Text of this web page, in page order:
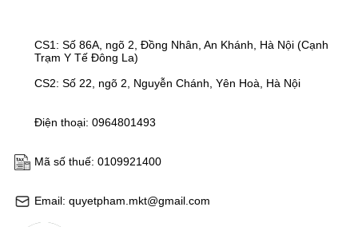
Email: quyetpham.mkt@gmail.com
Mã số thuế: 0109921400
Điện thoại: 0964801493
CS1: Số 86A, ngõ 2, Đồng Nhân, An Khánh, Hà Nội (Cạnh
Trạm Y Tế Đông La)
CS2: Số 22, ngõ 2, Nguyễn Chánh, Yên Hoà, Hà Nội